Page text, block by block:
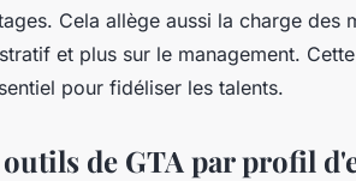
Cela allège aussi la charge des
et plus sur le management.
pour fidéliser les talents.
de GTA par profil